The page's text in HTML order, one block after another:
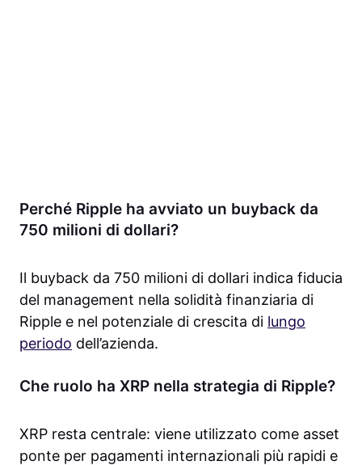
Perché Ripple ha avviato un buyback da
750 milioni di dollari?
Il buyback da 750 milioni di dollari indica fiducia
del management nella solidità finanziaria di
Ripple e nel potenziale di crescita di lungo
periodo dell’azienda.
Che ruolo ha XRP nella strategia di Ripple?
XRP resta centrale: viene utilizzato come asset
ponte per pagamenti internazionali più rapidi e